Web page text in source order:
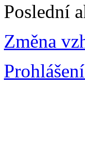
Poslední
Změna